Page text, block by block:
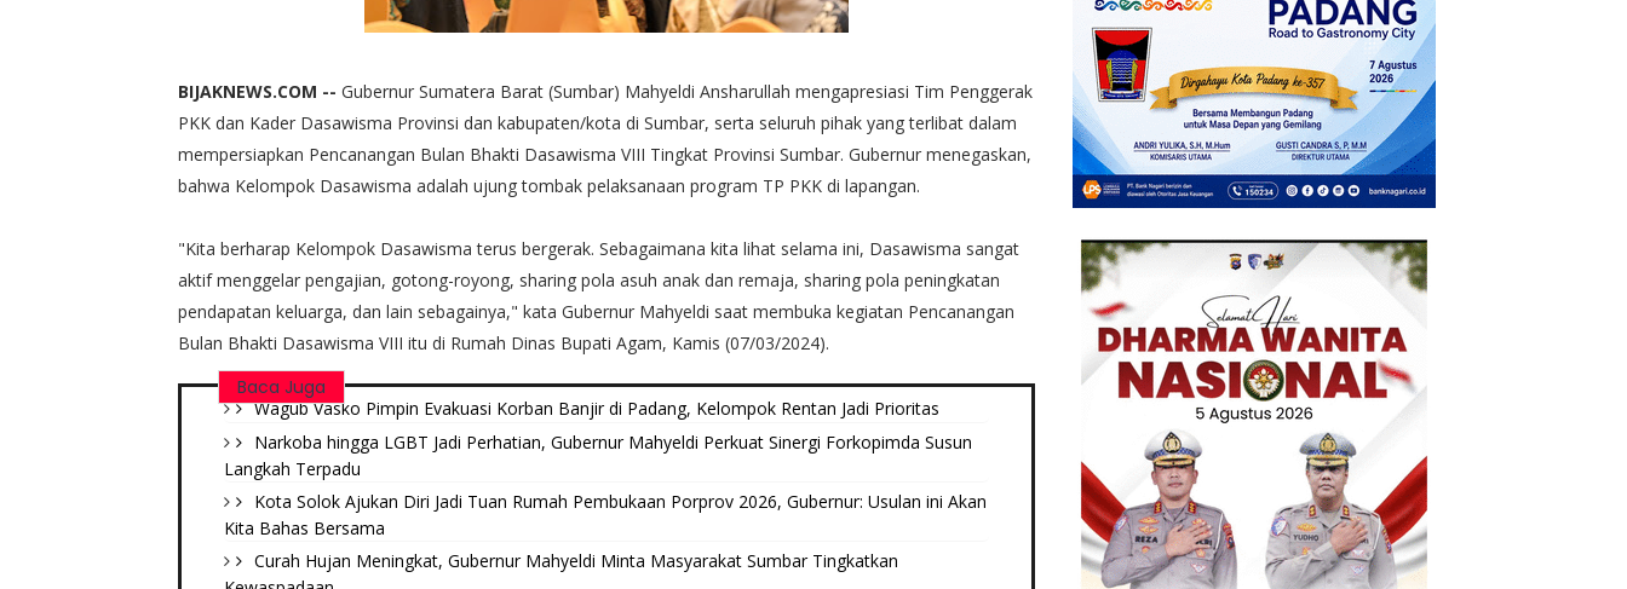
BIJAKNEWS.COM -- Gubernur Sumatera Barat (Sumbar) Mahyeldi Ansharullah mengapresiasi Tim Penggerak
PKK dan Kader Dasawisma Provinsi dan kabupaten/kota di Sumbar, serta seluruh pihak yang terlibat dalam
mempersiapkan Pencanangan Bulan Bhakti Dasawisma VIII Tingkat Provinsi Sumbar. Gubernur menegaskan,
bahwa Kelompok Dasawisma adalah ujung tombak pelaksanaan program TP PKK di lapangan.
"Kita berharap Kelompok Dasawisma terus bergerak. Sebagaimana kita lihat selama ini, Dasawisma sangat
aktif menggelar pengajian, gotong-royong, sharing pola asuh anak dan remaja, sharing pola peningkatan
pendapatan keluarga, dan lain sebagainya," kata Gubernur Mahyeldi saat membuka kegiatan Pencanangan
Bulan Bhakti Dasawisma VIII itu di Rumah Dinas Bupati Agam, Kamis (07/03/2024).
Baca Juga
Wagub Vasko Pimpin Evakuasi Korban Banjir di Padang, Kelompok Rentan Jadi Prioritas
Narkoba hingga LGBT Jadi Perhatian, Gubernur Mahyeldi Perkuat Sinergi Forkopimda Susun
Langkah Terpadu
Kota Solok Ajukan Diri Jadi Tuan Rumah Pembukaan Porprov 2026, Gubernur: Usulan ini Akan
Kita Bahas Bersama
Curah Hujan Meningkat, Gubernur Mahyeldi Minta Masyarakat Sumbar Tingkatkan